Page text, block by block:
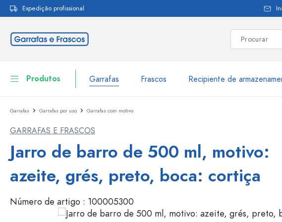
Saltar para a navegação principal
Expedição profissional
Produtos Garrafas Frascos Recipiente de
Garrafas
Recipiente de armazenamento
Louça de mesa
Embalagens cosméticas
Garrafas WECK
Garrafas por função
Garrafas com tampa mecânica
Garrafas Garrafas por uso Garrafas com motivo
GARRAFAS E FRASCOS
Jarro de barro de 500 ml, motivo:
azeite, grés, preto, boca: cortiça
Número de artigo : 100005300